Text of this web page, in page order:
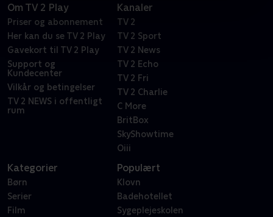
Om TV 2 Play
Priser og abonnement
Her kan du se TV 2 Play
Gavekort til TV 2 Play
Support og
Kundecenter
Vilkår og betingelser
TV 2 NEWS i offentligt
rum
Kanaler
TV 2
TV 2 Sport
TV 2 News
TV 2 Echo
TV 2 Fri
TV 2 Charlie
C More
BritBox
SkyShowtime
Oiii
Kategorier
Børn
Serier
Film
Populært
Klovn
Badehotellet
Sygeplejeskolen